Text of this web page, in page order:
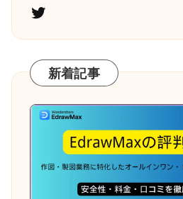
Twitter
新着記事